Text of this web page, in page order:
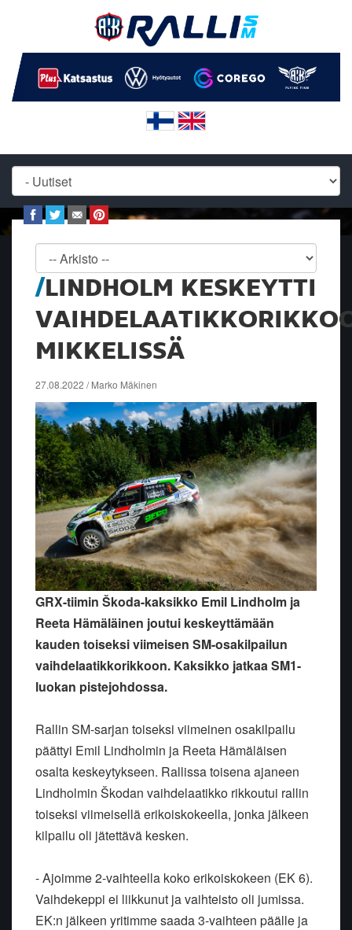
LINDHOLM KESKEYTTI
MIKKELISSÄ
27.08.2022 / Marko Mäkinen
GRX-tiimin Škoda-kaksikko Emil Lindholm ja
Reeta Hämäläinen joutui keskeyttämään
kauden toiseksi viimeisen SM-osakilpailun
vaihdelaatikkorikkoon. Kaksikko jatkaa SM1-
luokan pistejohdossa.
Rallin SM-sarjan toiseksi viimeinen osakilpailu
päättyi Emil Lindholmin ja Reeta Hämäläisen
osalta keskeytykseen. Rallissa toisena ajaneen
Lindholmin Škodan vaihdelaatikko rikkoutui rallin
toiseksi viimeisellä erikoiskokeella, jonka jälkeen
kilpailu oli jätettävä kesken.
- Ajoimme 2-vaihteella koko erikoiskokeen (EK 6).
Vaihdekeppi ei liikkunut ja vaihteisto oli jumissa.
EK:n jälkeen yritimme saada 3-vaihteen päälle ja